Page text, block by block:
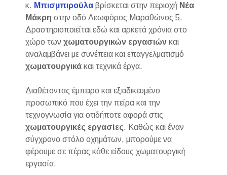
κ. Μπισμπιρούλα βρίσκεται στην περιοχή Νέα
Μάκρη στην οδό Λεωφόρος Μαραθώνος 5.
Δραστηριοποιείται εδώ και αρκετά χρόνια στο
χώρο τωνχωματουργικών εργασιών και
αναλαμβάνει με συνέπεια και επαγγελματισμό
χωματουργικά και τεχνικά έργα.
Διαθέτοντας έμπειρο και εξειδικευμένο
προσωπικό που έχει την πείρα και την
τεχνογνωσία για οτιδήποτε αφορά στις
χωματουργικές εργασίες. Καθώς και έναν
σύγχρονο στόλο οχημάτων, μπορούμε να
φέρουμε σε πέρας κάθε είδους χωματουργική
εργασία.